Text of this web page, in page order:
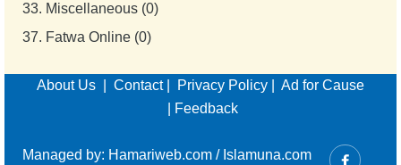
33. Miscellaneous (0)
37. Fatwa Online (0)
About Us Contact| Privacy Policy
Ad for Cause
Feedback
Managed by: Hamariweb.com / Islamuna.com